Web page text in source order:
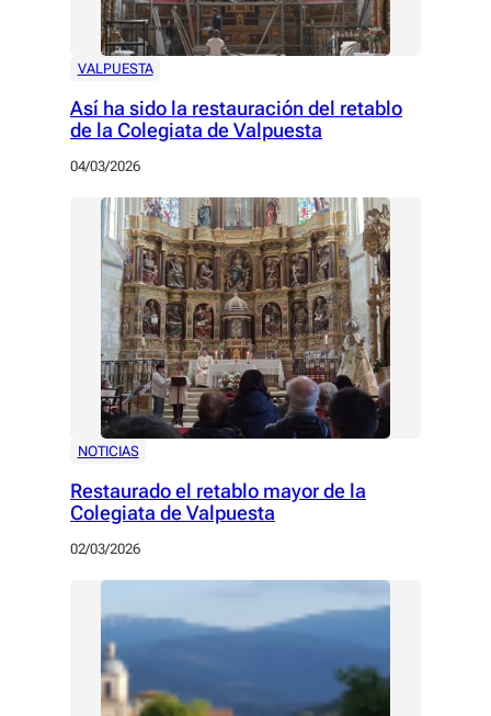
VALPUESTA
Así ha sido la restauración del retablo
de la Colegiata de Valpuesta
04/03/2026
NOTICIAS
Restaurado el retablo mayor de la
Colegiata de Valpuesta
02/03/2026